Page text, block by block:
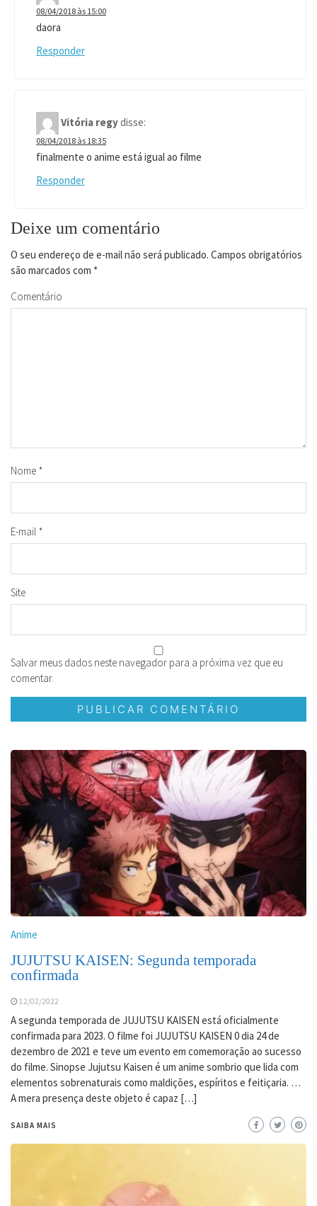
08/04/2018 às 15:00
daora
Responder
Vitória regydisse:
08/04/2018 às 18:35
finalmente o anime está igual ao filme
Responder
Deixe um comentário
O seu endereço de e-mail não será publicado. Campos obrigatórios
são marcados com *
Comentário
Nome *
E-mail *
Site
Salvar meus dados neste navegador para a próxima vez que eu
comentar.
Anime
JUJUTSU KAISEN: Segunda temporada
confirmada
12/02/2022
A segunda temporada de JUJUTSU KAISEN está oficialmente
confirmada para 2023. O filme foi JUJUTSU KAISEN 0 dia 24 de
dezembro de 2021 e teve um evento em comemoração ao sucesso
do filme. Sinopse Jujutsu Kaisen é um anime sombrio que lida com
elementos sobrenaturais como maldições, espíritos e feitiçaria. …
A mera presença deste objeto é capaz […]
SAIBA MAIS